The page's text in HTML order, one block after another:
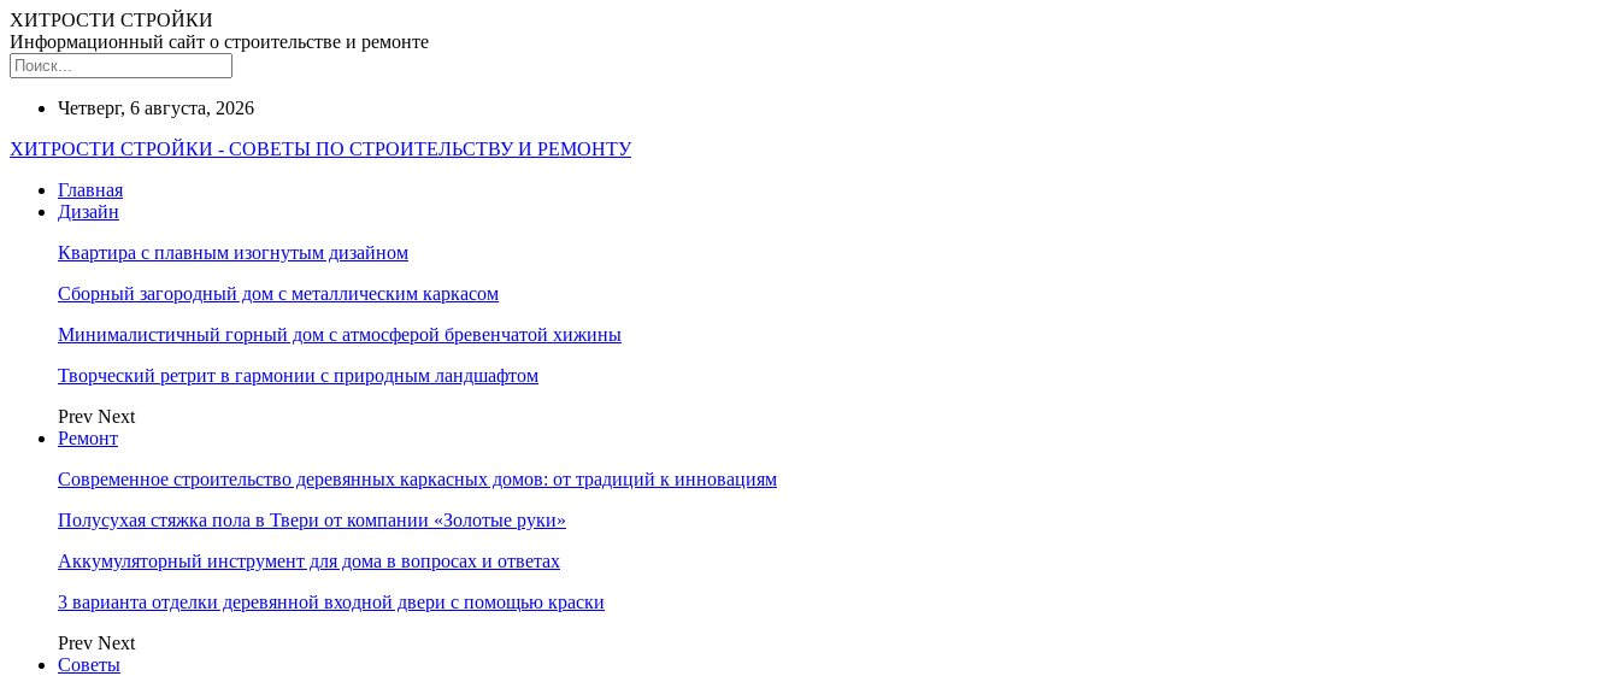
ХИТРОСТИ СТРОЙКИ
Информационный сайт о строительстве и ремонте
Четверг, 6 августа, 2026
ХИТРОСТИ СТРОЙКИ - СОВЕТЫ ПО СТРОИТЕЛЬСТВУ И РЕМОНТУ
Главная
Дизайн
Квартира с плавным изогнутым дизайном
Сборный загородный дом с металлическим каркасом
Минималистичный горный дом с атмосферой бревенчатой хижины
Творческий ретрит в гармонии с природным ландшафтом
Prev Next
Ремонт
Современное строительство деревянных каркасных домов: от традиций к инновациям
Полусухая стяжка пола в Твери от компании «Золотые руки»
Аккумуляторный инструмент для дома в вопросах и ответах
3 варианта отделки деревянной входной двери с помощью краски
Prev Next
Советы